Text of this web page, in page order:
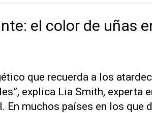
el color de uñas
que recuerda a los
explica Lia Smith, experta
En muchos países en los que